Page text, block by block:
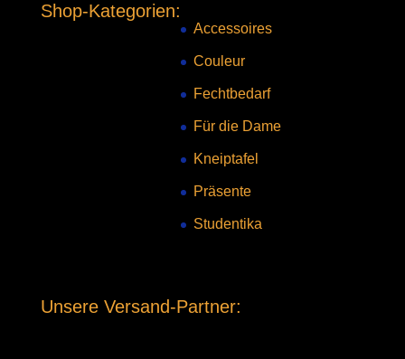
Shop-Kategorien:
Accessoires
Couleur
Fechtbedarf
Für die Dame
Kneiptafel
Präsente
Studentika
Unsere Versand-Partner: